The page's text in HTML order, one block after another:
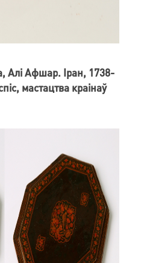
Алі Афшар. Іран, 1738-
мастацтва краінаў